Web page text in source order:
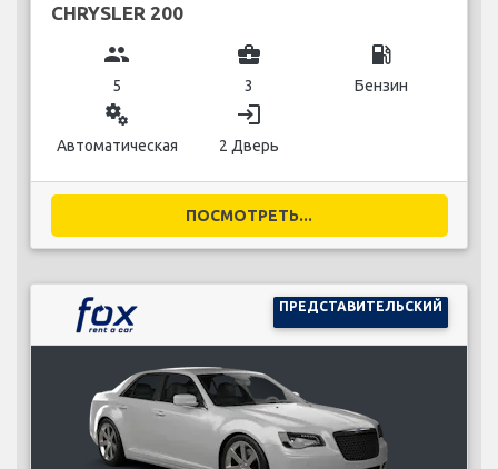
CHRYSLER 200
group
5
business_center
3
local_gas_station
Бензин
miscellaneous_services
Автоматическая
login
2 Дверь
ПОСМОТРЕТЬ...
ПРЕДСТАВИТЕЛЬСКИЙ